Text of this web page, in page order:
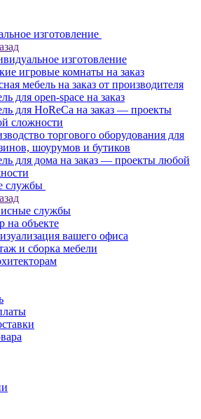
изготовление
изготовление
игровые комнаты на заказ
мебель на заказ от производителя
для open-space на заказ
для HoReCa на заказ — проекты
сложности
торгового оборудования для
шоурумов и бутиков
для дома на заказ — проекты любой
службы
службы
на объекте
вашего офиса
и сборка мебели